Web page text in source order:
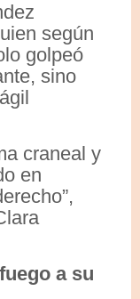
según
golpeó
sino
craneal y
en
a su